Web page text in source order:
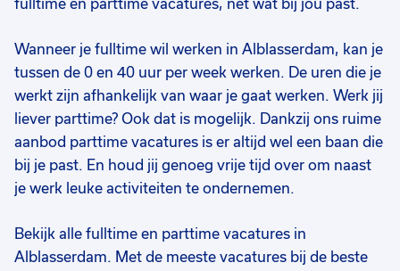
€ 4000- € 5000 p.m. € 2675- € 3450 p.m.
fulltime én parttime vacatures, net wat bij jou past.
Wanneer je fulltime wil werken in Alblasserdam, kan je
tussen de 0 en 40 uur per week werken. De uren die je
werkt zijn afhankelijk van waar je gaat werken. Werk jij
liever parttime? Ook dat is mogelijk. Dankzij ons ruime
aanbod parttime vacatures is er altijd wel een baan die
bij je past. En houd jij genoeg vrije tijd over om naast
je werk leuke activiteiten te ondernemen.
Bekijk alle fulltime en parttime vacatures in
Alblasserdam. Met de meeste vacatures bij de beste